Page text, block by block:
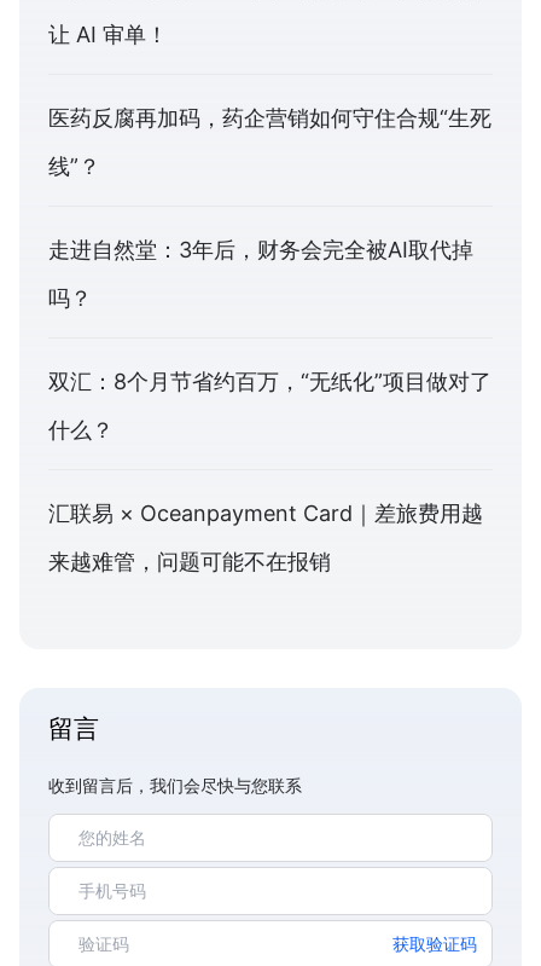
让 AI 审单！
医药反腐再加码，药企营销如何守住合规“生死
线”？
走进自然堂：3年后，财务会完全被AI取代掉
吗？
双汇：8个月节省约百万，“无纸化”项目做对了
什么？
汇联易 × Oceanpayment Card｜差旅费用越
来越难管，问题可能不在报销
留言
收到留言后，我们会尽快与您联系
获取验证码